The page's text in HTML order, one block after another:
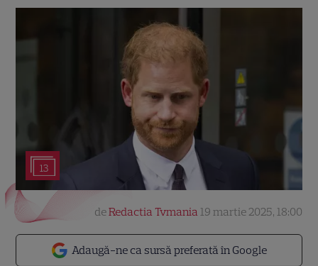
13
Adaugă-ne ca sursă preferată în Google
deRedactia Tvmania 19 martie 2025, 18:00